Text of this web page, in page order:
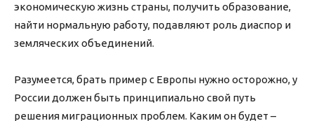
экономическую жизнь страны, получить образование,
найти нормальную работу, подавляют роль диаспор и
земляческих объединений.
Разумеется, брать пример с Европы нужно осторожно, у
России должен быть принципиально свой путь
решения миграционных проблем. Каким он будет –